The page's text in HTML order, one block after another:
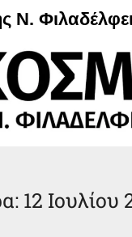
Ν.
12 Ιουλίου